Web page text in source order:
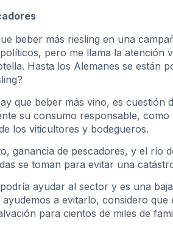
beber más riesling en una
pero me llama la atención
Hasta los Alemanes se están
que beber más vino, es cuestión
su consumo responsable,
los viticultores y bodegueros.
ganancia de pescadores, y el río
se toman para evitar una
ayudar al sector y es una
a evitarlo, considero que
para cientos de miles de